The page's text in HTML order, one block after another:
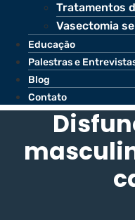
Tratamentos
Vasectomia
Educação
Palestras e
Blog
Contato